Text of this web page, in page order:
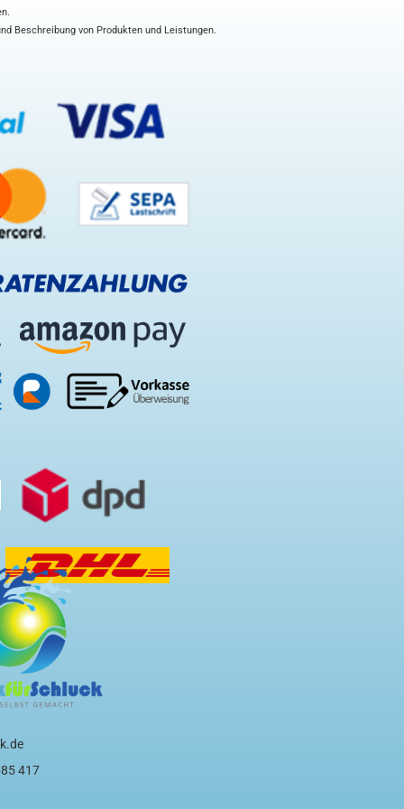
Beschreibung von Produkten und Leistungen.
417